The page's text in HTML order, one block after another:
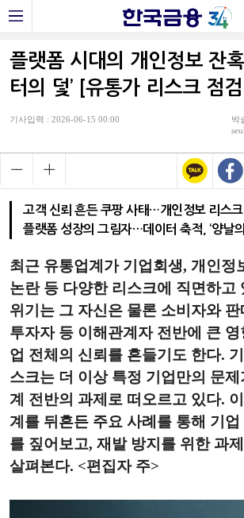
플랫폼 시대의 개인정보 잔
터의 덫’ [유통가 리스크 점
기사입력 : 2026-06-15 00:00
박
고객 신뢰 흔든 쿠팡 사태…개인정보 리스
플랫폼 성장의 그림자…데이터 축적, ‘양날의
최근 유통업계가 기업회생, 개인정
논란 등 다양한 리스크에 직면하고
위기는 그 자신은 물론 소비자와
투자자 등 이해관계자 전반에 큰
업 전체의 신뢰를 흔들기도 한다.
스크는 더 이상 특정 기업만의 문제
계 전반의 과제로 떠오르고 있다.
계를 뒤흔든 주요 사례를 통해 기업
를 짚어보고, 재발 방지를 위한 과
살펴본다. <편집자 주>